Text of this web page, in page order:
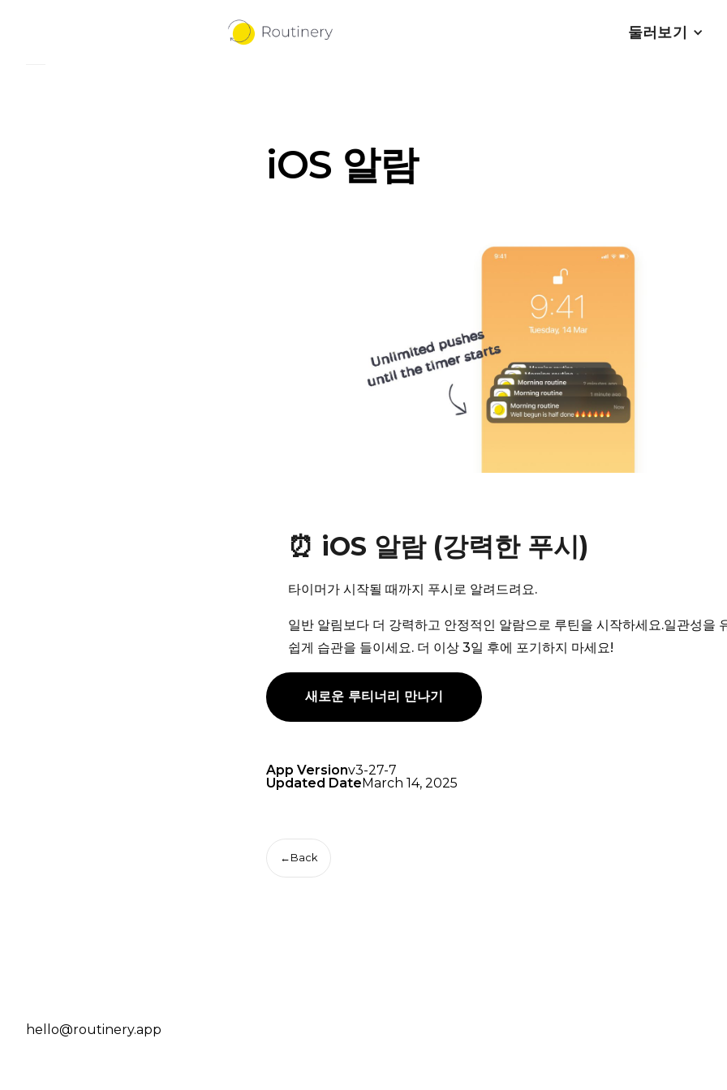
둘러보기
iOS 알람
⏰ iOS 알람 (강력한 푸시)
타이머가 시작될 때까지 푸시로 알려드려요.
일반 알림보다 더 강력하고 안정적인 알람으로 루틴을 시작하세요.일관성을
쉽게 습관을 들이세요. 더 이상 3일 후에 포기하지 마세요!
새로운 루티너리 만나기
App Versionv3-27-7
Updated DateMarch 14, 2025
← Back
hello@routinery.app